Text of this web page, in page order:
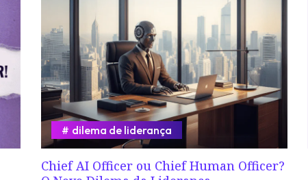
Chief AI Officer ou Chief Human Officer?
dilema de liderança